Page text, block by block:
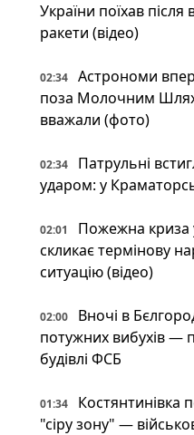
України поїхав після
ракети (відео)
02:34
Астрономи
поза Молочним
вважали (фото)
02:34
Патрульні
ударом: у
02:01
Пожежна криза
скликає термінову
ситуацію (відео)
02:00
Вночі в
потужних вибухів —
будівлі ФСБ
01:34
Костянтинівка
"сіру зону" —